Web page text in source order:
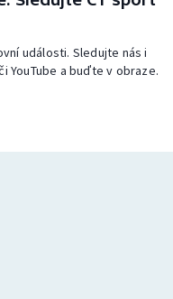
události. Sledujte nás i
YouTube a buďte v obraze.